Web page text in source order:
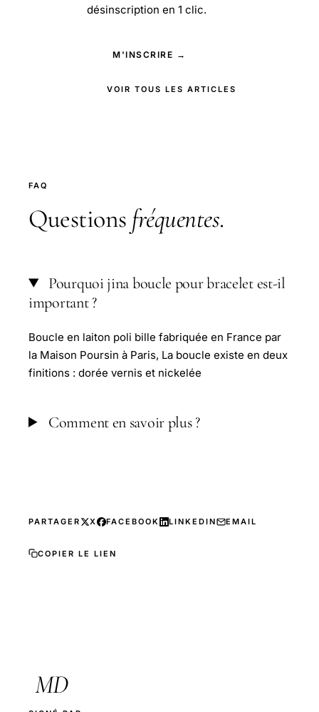
désinscription en 1 clic.
M'INSCRIRE →
VOIR TOUS LES ARTICLES
FAQ
Questions fréquentes.
Pourquoi jina boucle pour bracelet est-il
important ?
Boucle en laiton poli bille fabriquée en France par
la Maison Poursin à Paris, La boucle existe en deux
finitions : dorée vernis et nickelée
Comment en savoir plus ?
PARTAGER X FACEBOOK LINKEDIN EMAIL
COPIER LE LIEN
MD